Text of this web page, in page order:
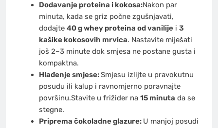
Dodavanje proteina i kokosa:Nakon par
minuta, kada se griz počne zgušnjavati,
dodajte 40 g whey proteina od vanilijei 3
kašike kokosovih mrvica. Nastavite miješati
još 2–3 minute dok smjesa ne postane gusta i
kompaktna.
Hlađenje smjese:Smjesu izlijte u pravokutnu
posudu ili kalup i ravnomjerno poravnajte
površinu.Stavite u frižider na 15 minuta da se
stegne.
Priprema čokoladne glazure: U manjoj posudi